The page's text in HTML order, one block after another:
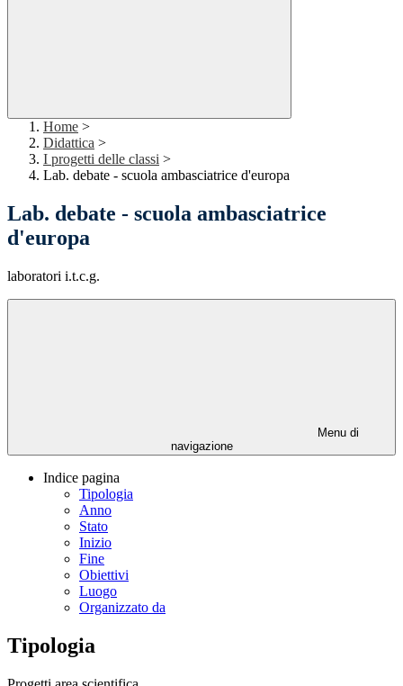
Home >
Didattica >
I progetti delle classi >
Lab. debate - scuola ambasciatrice d'europa
Lab. debate - scuola ambasciatrice
d'europa
laboratori i.t.c.g.
Menu di
navigazione
Indice pagina
Tipologia
Anno
Stato
Inizio
Fine
Obiettivi
Luogo
Organizzato da
Tipologia